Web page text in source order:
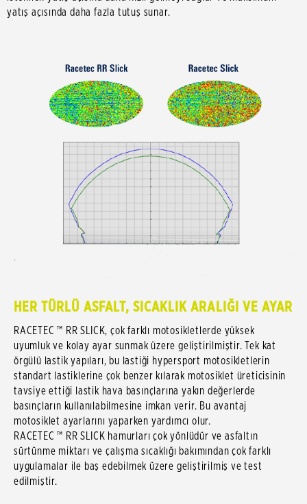
yatış açısında daha fazla tutuş sunar.
HER TÜRLÜ ASFALT, SICAKLIK ARALIĞI VE AYAR
RACETEC ™ RR SLICK, çok farklı motosikletlerde yüksek
uyumluk ve kolay ayar sunmak üzere geliştirilmiştir. Tek kat
örgülü lastik yapıları, bu lastiği hypersport motosikletlerin
standart lastiklerine çok benzer kılarak motosiklet üreticisinin
tavsiye ettiği lastik hava basınçlarına yakın değerlerde
basınçların kullanılabilmesine imkan verir. Bu avantaj
motosiklet ayarlarını yaparken yardımcı olur.
RACETEC ™ RR SLICK hamurları çok yönlüdür ve asfaltın
sürtünme miktarı ve çalışma sıcaklığı bakımından çok farklı
uygulamalar ile baş edebilmek üzere geliştirilmiş ve test
edilmiştir.